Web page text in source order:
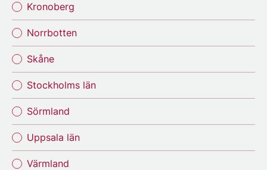
Kronoberg
Norrbotten
Skåne
Stockholms län
Sörmland
Uppsala län
Värmland